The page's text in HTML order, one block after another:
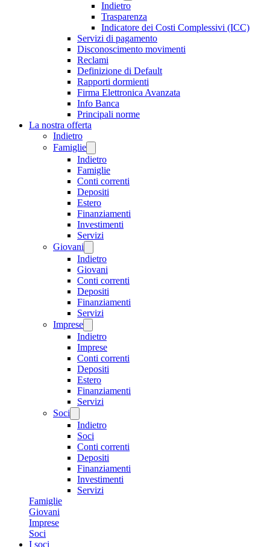
Indietro
Trasparenza
Indicatore dei Costi Complessivi (ICC)
Servizi di pagamento
Disconoscimento movimenti
Reclami
Definizione di Default
Rapporti dormienti
Firma Elettronica Avanzata
Info Banca
Principali norme
La nostra offerta
Indietro
Famiglie
Indietro
Famiglie
Conti correnti
Depositi
Estero
Finanziamenti
Investimenti
Servizi
Giovani
Indietro
Giovani
Conti correnti
Depositi
Finanziamenti
Servizi
Imprese
Indietro
Imprese
Conti correnti
Depositi
Estero
Finanziamenti
Servizi
Soci
Indietro
Soci
Conti correnti
Depositi
Finanziamenti
Investimenti
Servizi
Famiglie
Giovani
Imprese
Soci
I soci